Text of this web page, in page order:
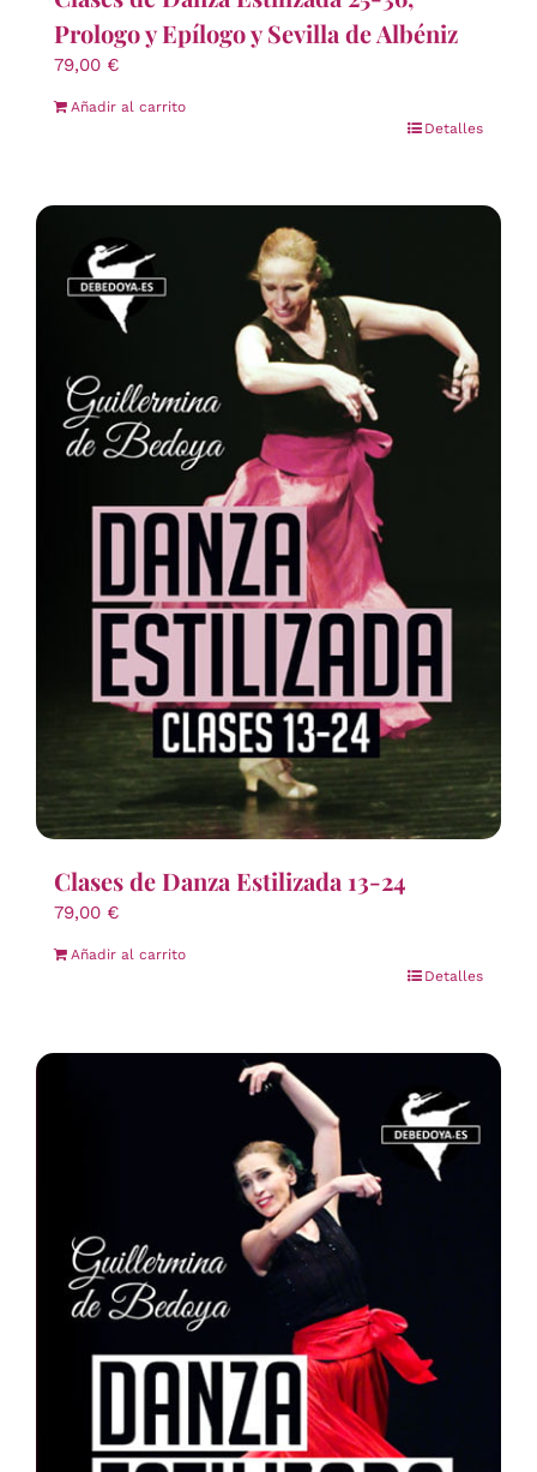
Prologo y Epílogo y Sevilla de Albéniz
79,00 €
Añadir al carrito
Detalles
Clases de Danza Estilizada 13-24
79,00 €
Añadir al carrito
Detalles